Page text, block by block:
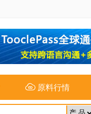
原料行情